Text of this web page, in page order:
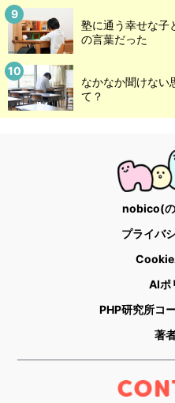
塾に通う幸せな子
の言葉だった
なかなか聞けない
て？
nobico(
プライバ
Cookie
AIポ
PHP研究所コ
著